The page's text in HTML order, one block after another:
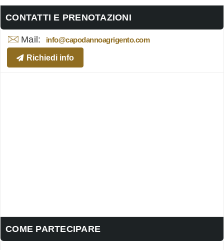
CONTATTI E PRENOTAZIONI
Mail: info@capodannoagrigento.com
Richiedi info
COME PARTECIPARE